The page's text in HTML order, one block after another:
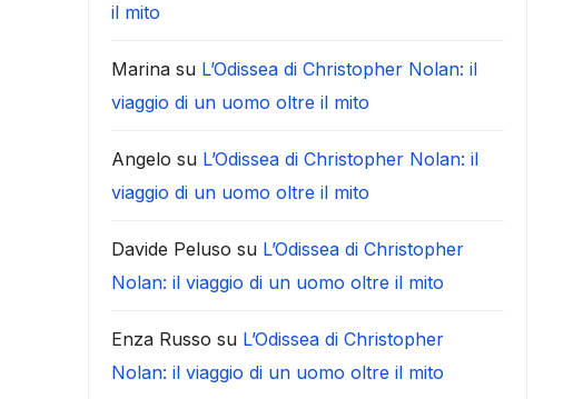
il mito
Marina su L’Odissea di Christopher Nolan: il
viaggio di un uomo oltre il mito
Angelo su L’Odissea di Christopher Nolan: il
viaggio di un uomo oltre il mito
Davide Peluso su L’Odissea di Christopher
Nolan: il viaggio di un uomo oltre il mito
Enza Russo su L’Odissea di Christopher
Nolan: il viaggio di un uomo oltre il mito